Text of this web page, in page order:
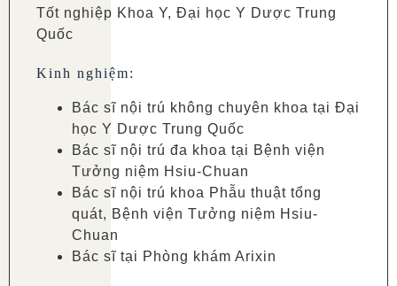
Tốt nghiệp Khoa Y, Đại học Y Dược Trung
Quốc
Kinh nghiệm:
Bác sĩ nội trú không chuyên khoa tại Đại
học Y Dược Trung Quốc
Bác sĩ nội trú đa khoa tại Bệnh viện
Tưởng niệm Hsiu-Chuan
Bác sĩ nội trú khoa Phẫu thuật tổng
quát, Bệnh viện Tưởng niệm Hsiu-
Chuan
Bác sĩ tại Phòng khám Arixin